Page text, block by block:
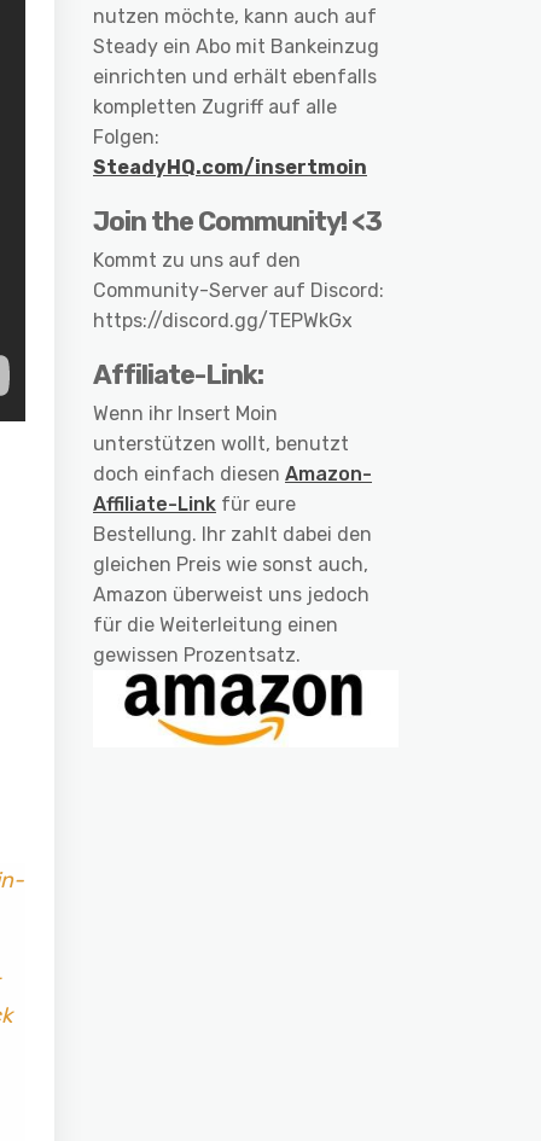
nutzen möchte, kann auch auf
Steady ein Abo mit Bankeinzug
einrichten und erhält ebenfalls
kompletten Zugriff auf alle
Folgen:
SteadyHQ.com/insertmoin
Join the Community! <3
Kommt zu uns auf den
Community-Server auf Discord:
https://discord.gg/TEPWkGx
Affiliate-Link:
Wenn ihr Insert Moin
unterstützen wollt, benutzt
doch einfach diesen Amazon-
Affiliate-Link für eure
Bestellung. Ihr zahlt dabei den
gleichen Preis wie sonst auch,
Amazon überweist uns jedoch
für die Weiterleitung einen
gewissen Prozentsatz.